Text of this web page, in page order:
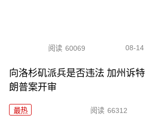
阅读 60069 08-14
向洛杉矶派兵是否违法 加州诉特
朗普案开审
最热 阅读 66312